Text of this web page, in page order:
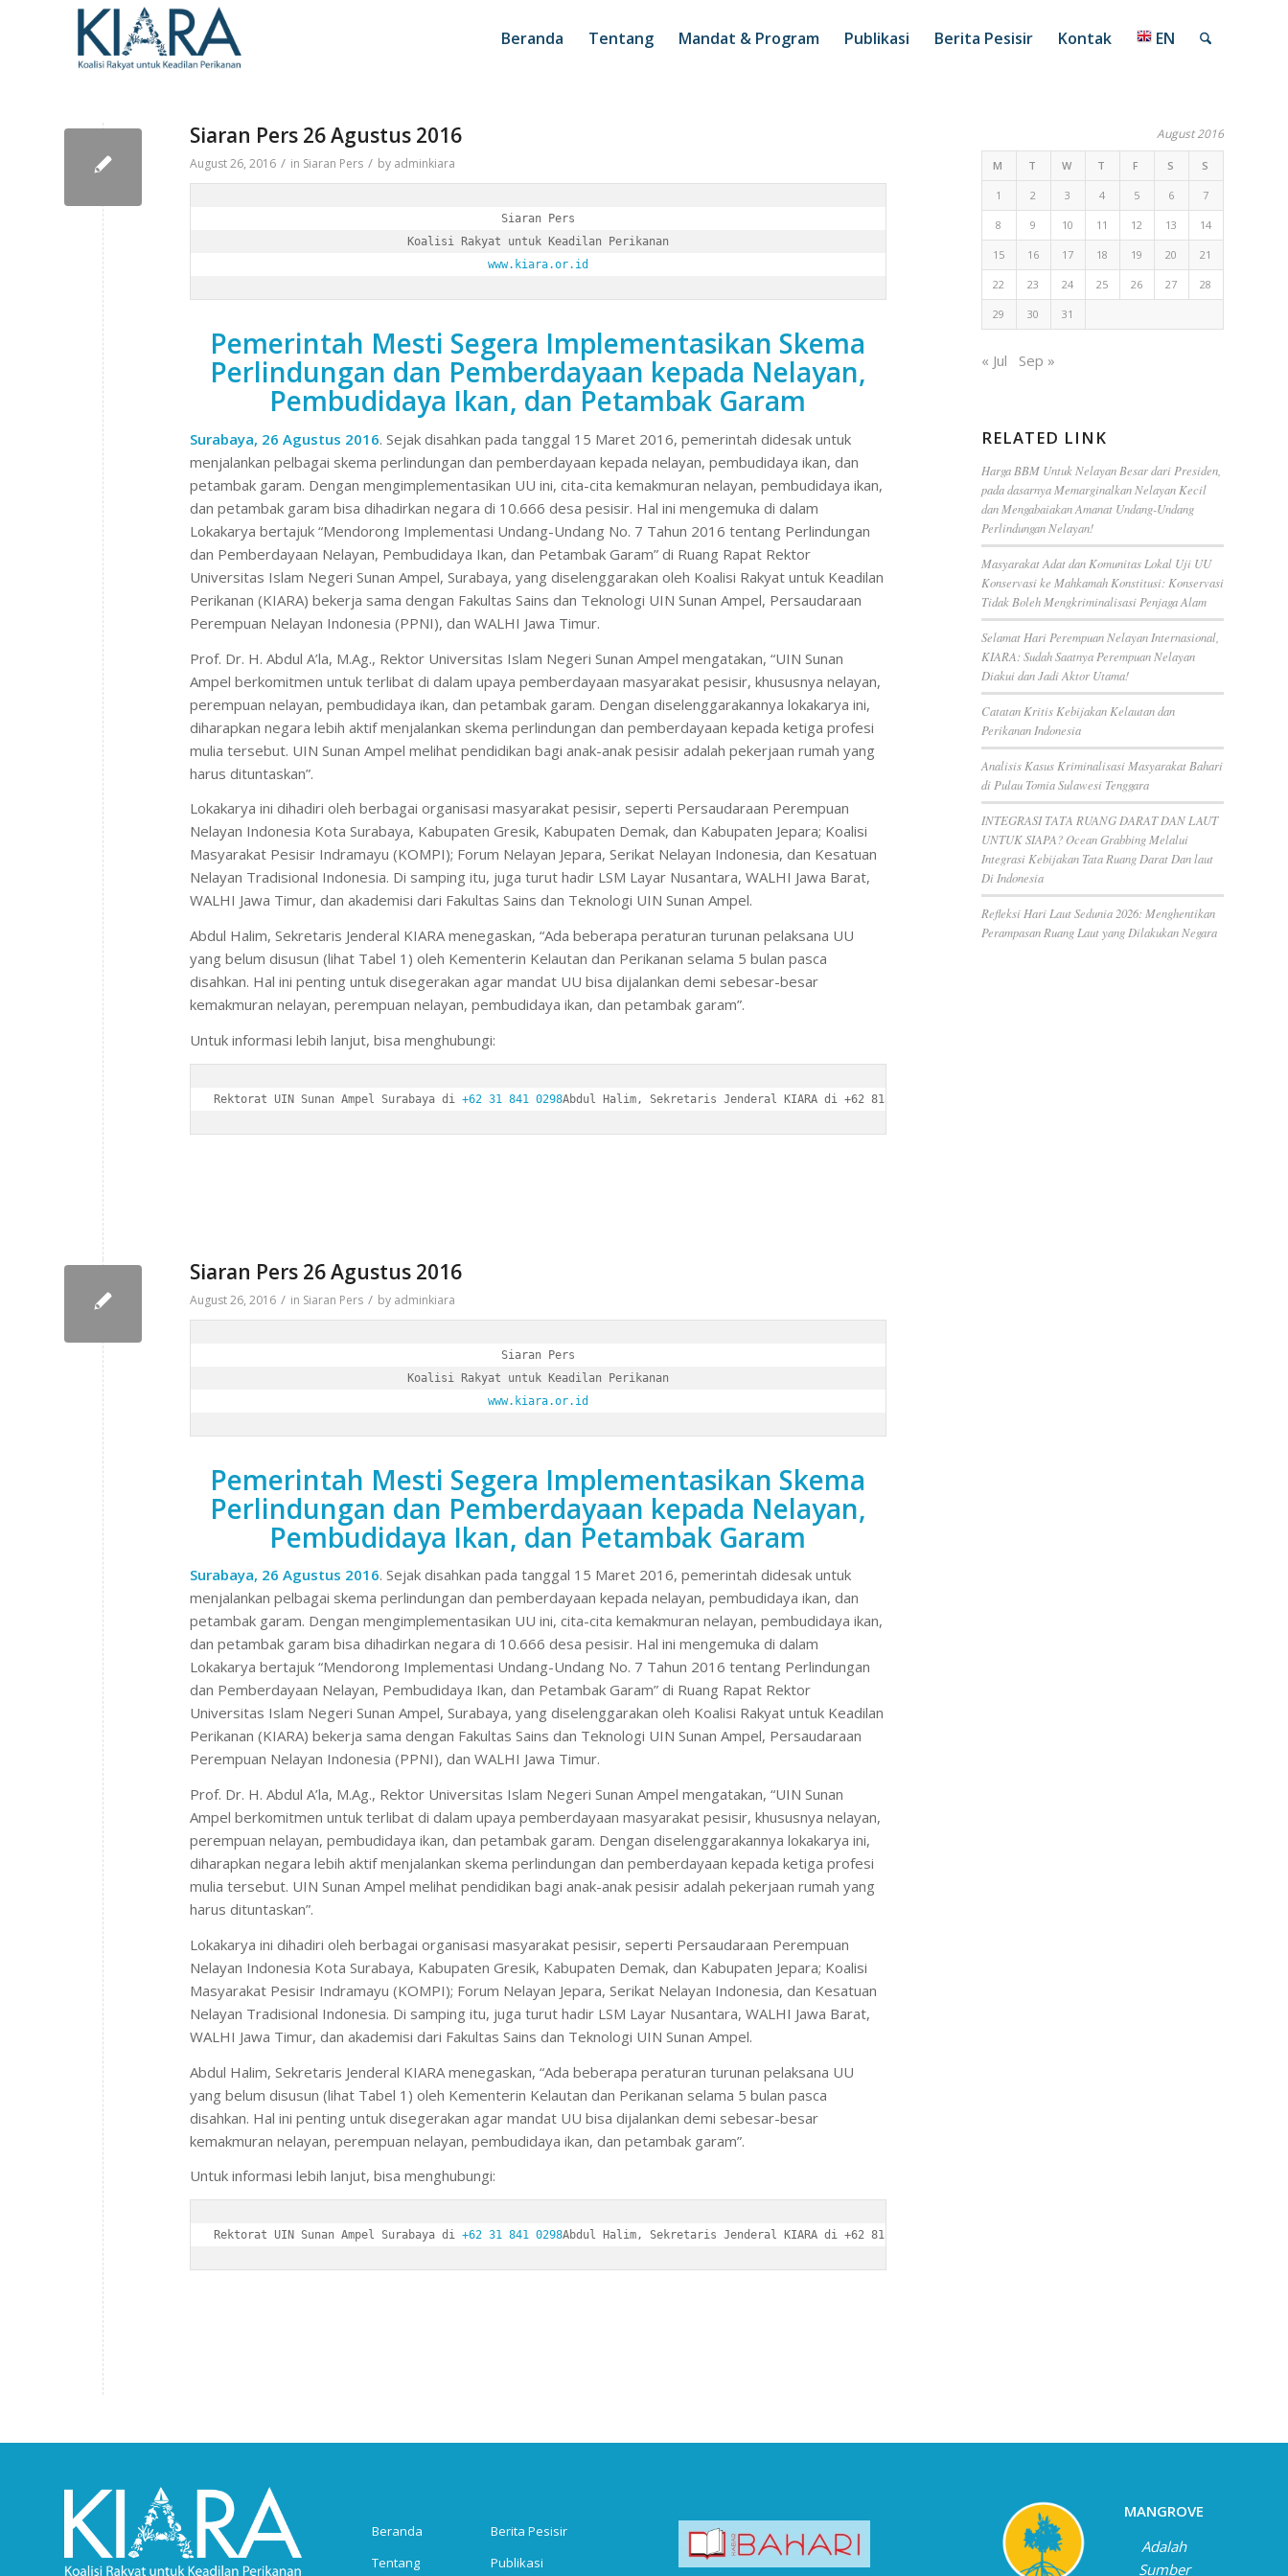
Beranda Tentang Mandat & Program Publikasi Berita Pesisir Kontak EN
Siaran Pers 26 Agustus 2016
August 26, 2016 / in Siaran Pers / by adminkiara
Siaran Pers
www.kiara.or.id
Pemerintah Mesti Segera Implementasikan Skema
Perlindungan dan Pemberdayaan kepada Nelayan,
Pembudidaya Ikan, dan Petambak Garam
Surabaya, 26 Agustus 2016. Sejak disahkan pada tanggal 15 Maret 2016, pemerintah didesak untuk
menjalankan pelbagai skema perlindungan dan pemberdayaan kepada nelayan, pembudidaya ikan, dan
petambak garam. Dengan mengimplementasikan UU ini, cita-cita kemakmuran nelayan, pembudidaya ikan,
dan petambak garam bisa dihadirkan negara di 10.666 desa pesisir. Hal ini mengemuka di dalam
Lokakarya bertajuk “Mendorong Implementasi Undang-Undang No. 7 Tahun 2016 tentang Perlindungan
dan Pemberdayaan Nelayan, Pembudidaya Ikan, dan Petambak Garam” di Ruang Rapat Rektor
Universitas Islam Negeri Sunan Ampel, Surabaya, yang diselenggarakan oleh Koalisi Rakyat untuk Keadilan
Perikanan (KIARA) bekerja sama dengan Fakultas Sains dan Teknologi UIN Sunan Ampel, Persaudaraan
Perempuan Nelayan Indonesia (PPNI), dan WALHI Jawa Timur.
Prof. Dr. H. Abdul A’la, M.Ag., Rektor Universitas Islam Negeri Sunan Ampel mengatakan, “UIN Sunan
Ampel berkomitmen untuk terlibat di dalam upaya pemberdayaan masyarakat pesisir, khususnya nelayan,
perempuan nelayan, pembudidaya ikan, dan petambak garam. Dengan diselenggarakannya lokakarya ini,
diharapkan negara lebih aktif menjalankan skema perlindungan dan pemberdayaan kepada ketiga profesi
mulia tersebut. UIN Sunan Ampel melihat pendidikan bagi anak-anak pesisir adalah pekerjaan rumah yang
harus dituntaskan”.
Lokakarya ini dihadiri oleh berbagai organisasi masyarakat pesisir, seperti Persaudaraan Perempuan
Nelayan Indonesia Kota Surabaya, Kabupaten Gresik, Kabupaten Demak, dan Kabupaten Jepara; Koalisi
Masyarakat Pesisir Indramayu (KOMPI); Forum Nelayan Jepara, Serikat Nelayan Indonesia, dan Kesatuan
Nelayan Tradisional Indonesia. Di samping itu, juga turut hadir LSM Layar Nusantara, WALHI Jawa Barat,
WALHI Jawa Timur, dan akademisi dari Fakultas Sains dan Teknologi UIN Sunan Ampel.
Abdul Halim, Sekretaris Jenderal KIARA menegaskan, “Ada beberapa peraturan turunan pelaksana UU
yang belum disusun (lihat Tabel 1) oleh Kementerin Kelautan dan Perikanan selama 5 bulan pasca
disahkan. Hal ini penting untuk disegerakan agar mandat UU bisa dijalankan demi sebesar-besar
kemakmuran nelayan, perempuan nelayan, pembudidaya ikan, dan petambak garam”.
Untuk informasi lebih lanjut, bisa menghubungi:
Rektorat UIN Sunan Ampel Surabaya di +62 31 841 0298Abdul Halim, Sekretaris Jenderal KIARA di +62 815 53100 259
Siaran Pers 26 Agustus 2016
August 26, 2016 / in Siaran Pers / by adminkiara
Siaran Pers
www.kiara.or.id
Pemerintah Mesti Segera Implementasikan Skema
Perlindungan dan Pemberdayaan kepada Nelayan,
Pembudidaya Ikan, dan Petambak Garam
Surabaya, 26 Agustus 2016. Sejak disahkan pada tanggal 15 Maret 2016, pemerintah didesak untuk
menjalankan pelbagai skema perlindungan dan pemberdayaan kepada nelayan, pembudidaya ikan, dan
petambak garam. Dengan mengimplementasikan UU ini, cita-cita kemakmuran nelayan, pembudidaya ikan,
dan petambak garam bisa dihadirkan negara di 10.666 desa pesisir. Hal ini mengemuka di dalam
Lokakarya bertajuk “Mendorong Implementasi Undang-Undang No. 7 Tahun 2016 tentang Perlindungan
dan Pemberdayaan Nelayan, Pembudidaya Ikan, dan Petambak Garam” di Ruang Rapat Rektor
Universitas Islam Negeri Sunan Ampel, Surabaya, yang diselenggarakan oleh Koalisi Rakyat untuk Keadilan
Perikanan (KIARA) bekerja sama dengan Fakultas Sains dan Teknologi UIN Sunan Ampel, Persaudaraan
Perempuan Nelayan Indonesia (PPNI), dan WALHI Jawa Timur.
Prof. Dr. H. Abdul A’la, M.Ag., Rektor Universitas Islam Negeri Sunan Ampel mengatakan, “UIN Sunan
Ampel berkomitmen untuk terlibat di dalam upaya pemberdayaan masyarakat pesisir, khususnya nelayan,
perempuan nelayan, pembudidaya ikan, dan petambak garam. Dengan diselenggarakannya lokakarya ini,
diharapkan negara lebih aktif menjalankan skema perlindungan dan pemberdayaan kepada ketiga profesi
mulia tersebut. UIN Sunan Ampel melihat pendidikan bagi anak-anak pesisir adalah pekerjaan rumah yang
harus dituntaskan”.
Lokakarya ini dihadiri oleh berbagai organisasi masyarakat pesisir, seperti Persaudaraan Perempuan
Nelayan Indonesia Kota Surabaya, Kabupaten Gresik, Kabupaten Demak, dan Kabupaten Jepara; Koalisi
Masyarakat Pesisir Indramayu (KOMPI); Forum Nelayan Jepara, Serikat Nelayan Indonesia, dan Kesatuan
Nelayan Tradisional Indonesia. Di samping itu, juga turut hadir LSM Layar Nusantara, WALHI Jawa Barat,
WALHI Jawa Timur, dan akademisi dari Fakultas Sains dan Teknologi UIN Sunan Ampel.
Abdul Halim, Sekretaris Jenderal KIARA menegaskan, “Ada beberapa peraturan turunan pelaksana UU
yang belum disusun (lihat Tabel 1) oleh Kementerin Kelautan dan Perikanan selama 5 bulan pasca
disahkan. Hal ini penting untuk disegerakan agar mandat UU bisa dijalankan demi sebesar-besar
kemakmuran nelayan, perempuan nelayan, pembudidaya ikan, dan petambak garam”.
Untuk informasi lebih lanjut, bisa menghubungi:
Rektorat UIN Sunan Ampel Surabaya di +62 31 841 0298Abdul Halim, Sekretaris Jenderal KIARA di +62 815 53100 259
August 2016
M T W T F S S
1 2 3 4 5 6 7
8 9 10 11 12 13 14
15 16 17 18 19 20 21
22 23 24 25 26 27 28
29 30 31
« Jul Sep »
RELATED LINK
Harga BBM Untuk Nelayan Besar dari Presiden,
pada dasarnya Memarginalkan Nelayan Kecil
dan Mengabaiakan Amanat Undang-Undang
Perlindungan Nelayan!
Masyarakat Adat dan Komunitas Lokal Uji UU
Konservasi ke Mahkamah Konstitusi: Konservasi
Tidak Boleh Mengkriminalisasi Penjaga Alam
Selamat Hari Perempuan Nelayan Internasional,
KIARA: Sudah Saatnya Perempuan Nelayan
Diakui dan Jadi Aktor Utama!
Catatan Kritis Kebijakan Kelautan dan
Perikanan Indonesia
Analisis Kasus Kriminalisasi Masyarakat Bahari
di Pulau Tomia Sulawesi Tenggara
INTEGRASI TATA RUANG DARAT DAN LAUT
UNTUK SIAPA? Ocean Grabbing Melalui
Integrasi Kebijakan Tata Ruang Darat Dan laut
Di Indonesia
Refleksi Hari Laut Sedunia 2026: Menghentikan
Perampasan Ruang Laut yang Dilakukan Negara
Beranda
Tentang
Berita Pesisir
Publikasi
MANGROVE
Adalah
Sumber